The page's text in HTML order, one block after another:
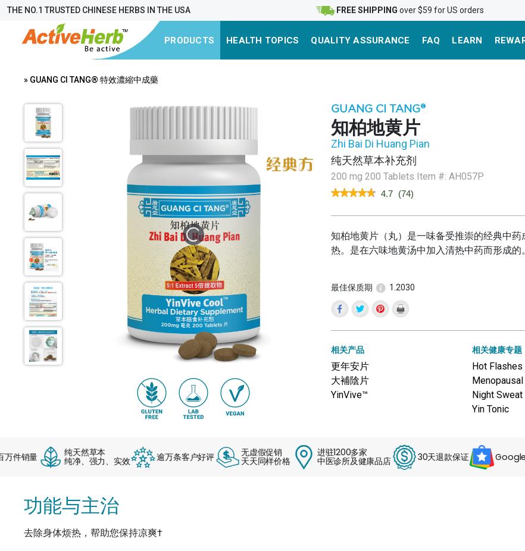
THE NO.1 TRUSTED CHINESE HERBS IN THE USA FREE SHIPPINGover $59 for US orders
PRODUCTS HEALTH TOPICS QUALITY ASSURANCE FAQ LEARN
» GUANG CI TANG® 特效濃縮中成藥
GUANG CI TANG®
知柏地黄片
Zhi Bai Di Huang Pian
纯天然草本补充剂
200 mg 200 Tablets Item #: AH057P
★★★★★
★★★★★
5
stars.
Read
Cool™
Bai
Di
4.7 (74)
知柏地黄片（丸）是一味备受推崇的经典中药
热。是在六味地黄汤中加入清热中药而形成的。
最佳保质期 1.2030
相关产品
更年安片
大補陰片
YinVive™
相关健康专题
Hot Flashes
Night Sweat
Yin Tonic
销量 纯天然草本
纯净、强力、实效 逾万条客户好评 无虚假促销
天天同样价格
进驻1200多家
中医诊所及健康品店 30天退款保证 Google顶
功能与主治
去除身体烦热，帮助您保持凉爽†